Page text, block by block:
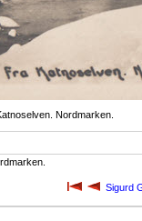
Nordmarken.
Sigurd